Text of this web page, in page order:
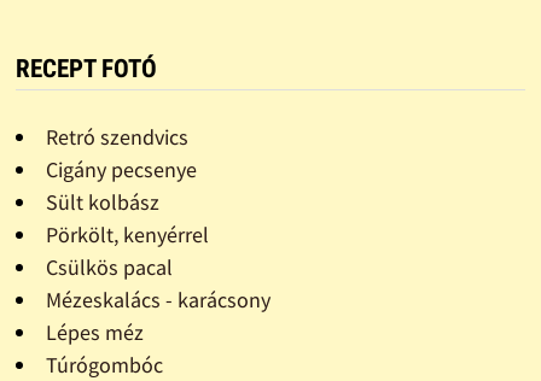
RECEPT FOTÓ
Retró szendvics
Cigány pecsenye
Sült kolbász
Pörkölt, kenyérrel
Csülkös pacal
Mézeskalács - karácsony
Lépes méz
Túrógombóc